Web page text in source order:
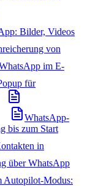
Bilder, Videos
von
im E-
für
WhatsApp-
bis zum Start
in
über WhatsApp
Autopilot-Modus: